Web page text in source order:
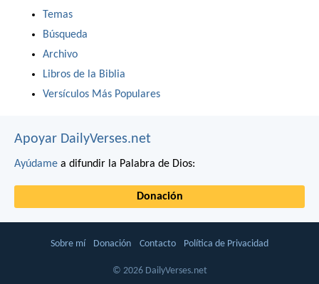
Temas
Búsqueda
Archivo
Libros de la Biblia
Versículos Más Populares
Apoyar DailyVerses.net
Ayúdame a difundir la Palabra de Dios:
Donación
Sobre mí Donación Contacto Política de Privacidad
© 2026 DailyVerses.net